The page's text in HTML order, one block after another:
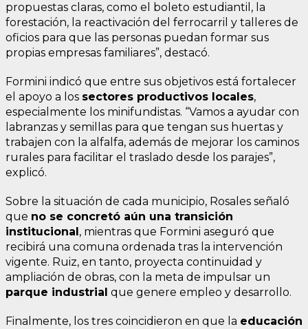
propuestas claras, como el boleto estudiantil, la
forestación, la reactivación del ferrocarril y talleres de
oficios para que las personas puedan formar sus
propias empresas familiares”, destacó.
Formini indicó que entre sus objetivos está fortalecer
el apoyo a los sectores productivos locales,
especialmente los minifundistas. “Vamos a ayudar con
labranzas y semillas para que tengan sus huertas y
trabajen con la alfalfa, además de mejorar los caminos
rurales para facilitar el traslado desde los parajes”,
explicó.
Sobre la situación de cada municipio, Rosales señaló
que no se concretó aún una transición
institucional , mientras que Formini aseguró que
recibirá una comuna ordenada tras la intervención
vigente. Ruiz, en tanto, proyecta continuidad y
ampliación de obras, con la meta de impulsar un
parque industrial que genere empleo y desarrollo.
Finalmente, los tres coincidieron en que la educación